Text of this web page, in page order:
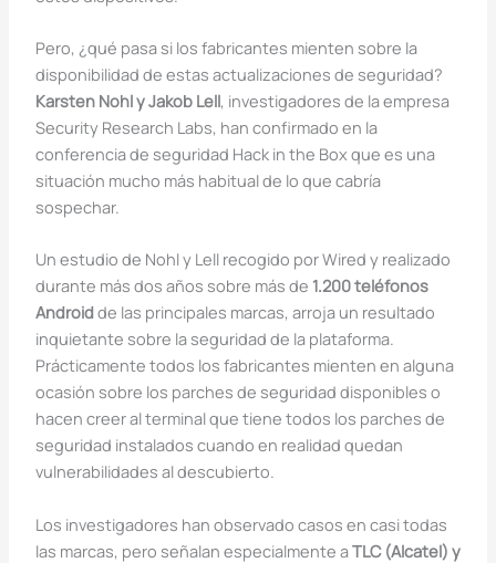
Pero, ¿qué pasa si los fabricantes mienten sobre la
disponibilidad de estas actualizaciones de seguridad?
Karsten Nohl y Jakob Lell, investigadores de la empresa
Security Research Labs, han confirmado en la
conferencia de seguridad Hack in the Box que es una
situación mucho más habitual de lo que cabría
sospechar.
Un estudio de Nohl y Lell recogido por Wired y realizado
durante más dos años sobre más de 1.200 teléfonos
Androidde las principales marcas, arroja un resultado
inquietante sobre la seguridad de la plataforma.
Prácticamente todos los fabricantes mienten en alguna
ocasión sobre los parches de seguridad disponibles o
hacen creer al terminal que tiene todos los parches de
seguridad instalados cuando en realidad quedan
vulnerabilidades al descubierto.
Los investigadores han observado casos en casi todas
las marcas, pero señalan especialmente aTLC (Alcatel) y